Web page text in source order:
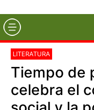
LITERATURA
Tiempo de
celebra el